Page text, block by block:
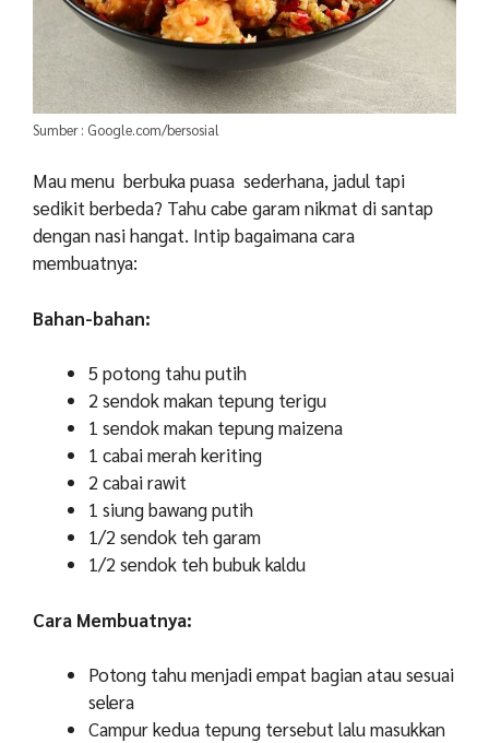
Sumber : Google.com/bersosial
Mau menu berbuka puasa sederhana, jadul tapi
sedikit berbeda? Tahu cabe garam nikmat di santap
dengan nasi hangat. Intip bagaimana cara
membuatnya:
Bahan-bahan:
5 potong tahu putih
2 sendok makan tepung terigu
1 sendok makan tepung maizena
1 cabai merah keriting
2 cabai rawit
1 siung bawang putih
1/2 sendok teh garam
1/2 sendok teh bubuk kaldu
Cara Membuatnya:
Potong tahu menjadi empat bagian atau sesuai
selera
Campur kedua tepung tersebut lalu masukkan